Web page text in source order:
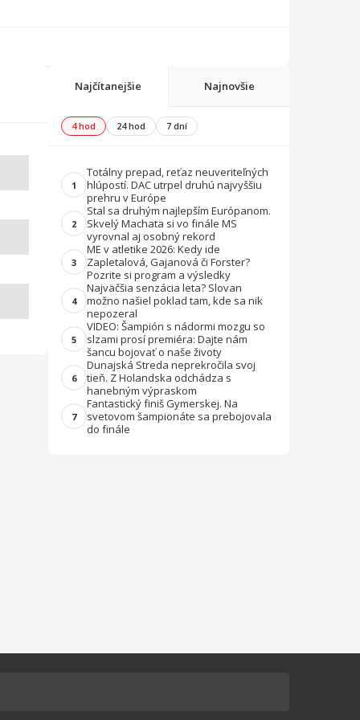
Najčítanejšie Najnovšie
4 hod 24 hod 7 dní
1
Totálny prepad, reťaz neuveriteľných
hlúpostí. DAC utrpel druhú najvyššiu
prehru v Európe
2
Stal sa druhým najlepším Európanom.
Skvelý Machata si vo finále MS
vyrovnal aj osobný rekord
3
ME v atletike 2026: Kedy ide
Zapletalová, Gajanová či Forster?
Pozrite si program a výsledky
4
Najväčšia senzácia leta? Slovan
možno našiel poklad tam, kde sa nik
nepozeral
5
VIDEO: Šampión s nádormi mozgu so
slzami prosí premiéra: Dajte nám
šancu bojovať o naše životy
6
Dunajská Streda neprekročila svoj
tieň. Z Holandska odchádza s
hanebným výpraskom
7
Fantastický finiš Gymerskej. Na
svetovom šampionáte sa prebojovala
do finále